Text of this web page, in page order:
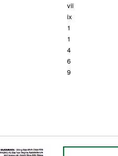
vii
ix
1
1
4
6
9
14
16